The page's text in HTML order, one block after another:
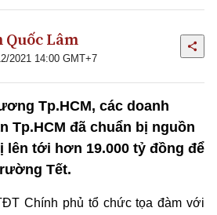
Quốc Lâm
2021 14:00 GMT+7
Tp.HCM, các doanh
Tp.HCM đã chuẩn bị nguồn
lên tới hơn 19.000 tỷ đồng để
Tết.
Chính phủ tổ chức tọa đàm với